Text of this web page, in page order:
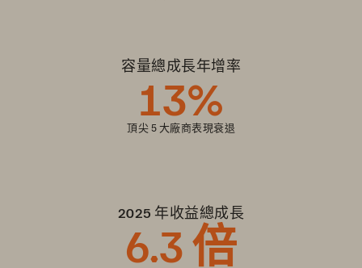
容量總成長年增率
13%
頂尖 5 大廠商表現衰退
2025 年收益總成長
6.3 倍